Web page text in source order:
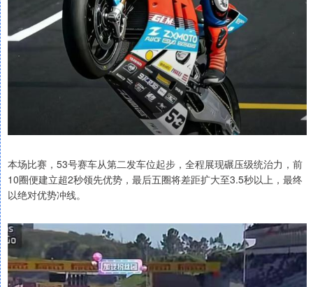
本场比赛，53号赛车从第二发车位起步，全程展现碾压级统治力，前
10圈便建立超2秒领先优势，最后五圈将差距扩大至3.5秒以上，最终
以绝对优势冲线。